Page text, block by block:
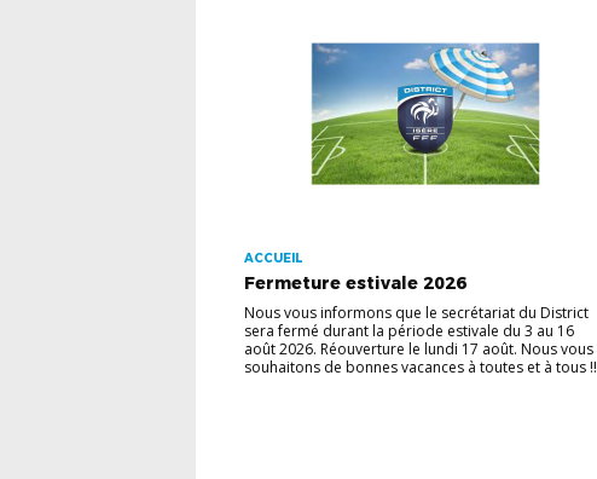
ACCUEIL
Fermeture estivale 2026
Nous vous informons que le secrétariat du District
sera fermé durant la période estivale du 3 au 16
août 2026. Réouverture le lundi 17 août. Nous vous
souhaitons de bonnes vacances à toutes et à tous !!